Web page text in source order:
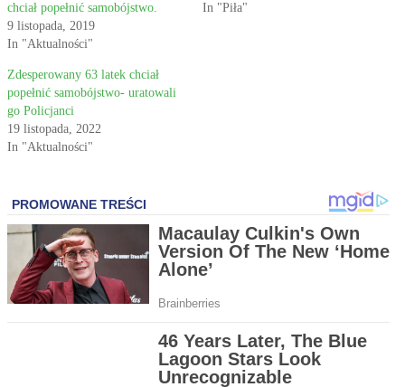
chciał popełnić samobójstwo.
9 listopada, 2019
In "Aktualności"
In "Piła"
Zdesperowany 63 latek chciał
popełnić samobójstwo- uratowali
go Policjanci
19 listopada, 2022
In "Aktualności"